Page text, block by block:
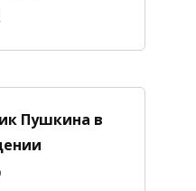
Пушкина в